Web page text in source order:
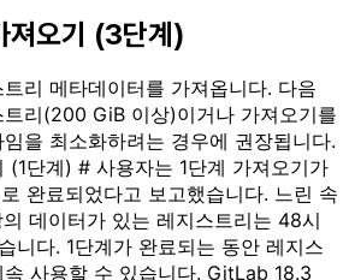
져오기 (3단계)
리 메타데이터를 가져옵니다. 다음
리(200 GiB 이상)이거나 가져오기를
을 최소화하려는 경우에 권장됩니다.
(1단계) # 사용자는 1단계 가져오기가
완료되었다고 보고했습니다. 느린 속
데이터가 있는 레지스트리는 48시
니다. 1단계가 완료되는 동안 레지스
속 사용할 수 있습니다. GitLab 18.3